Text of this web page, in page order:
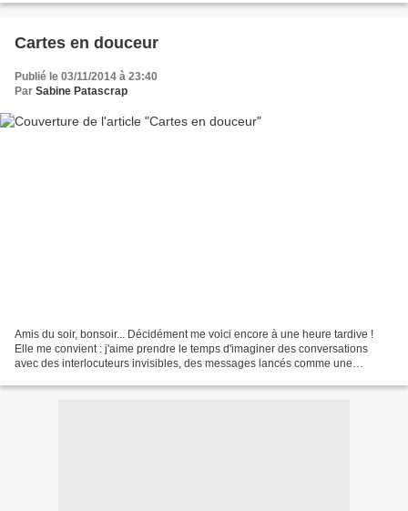
Cartes en douceur
Publié le 03/11/2014 à 23:40
Par Sabine Patascrap
Amis du soir, bonsoir... Décidément me voici encore à une heure tardive !
Elle me convient : j'aime prendre le temps d'imaginer des conversations
avec des interlocuteurs invisibles, des messages lancés comme une